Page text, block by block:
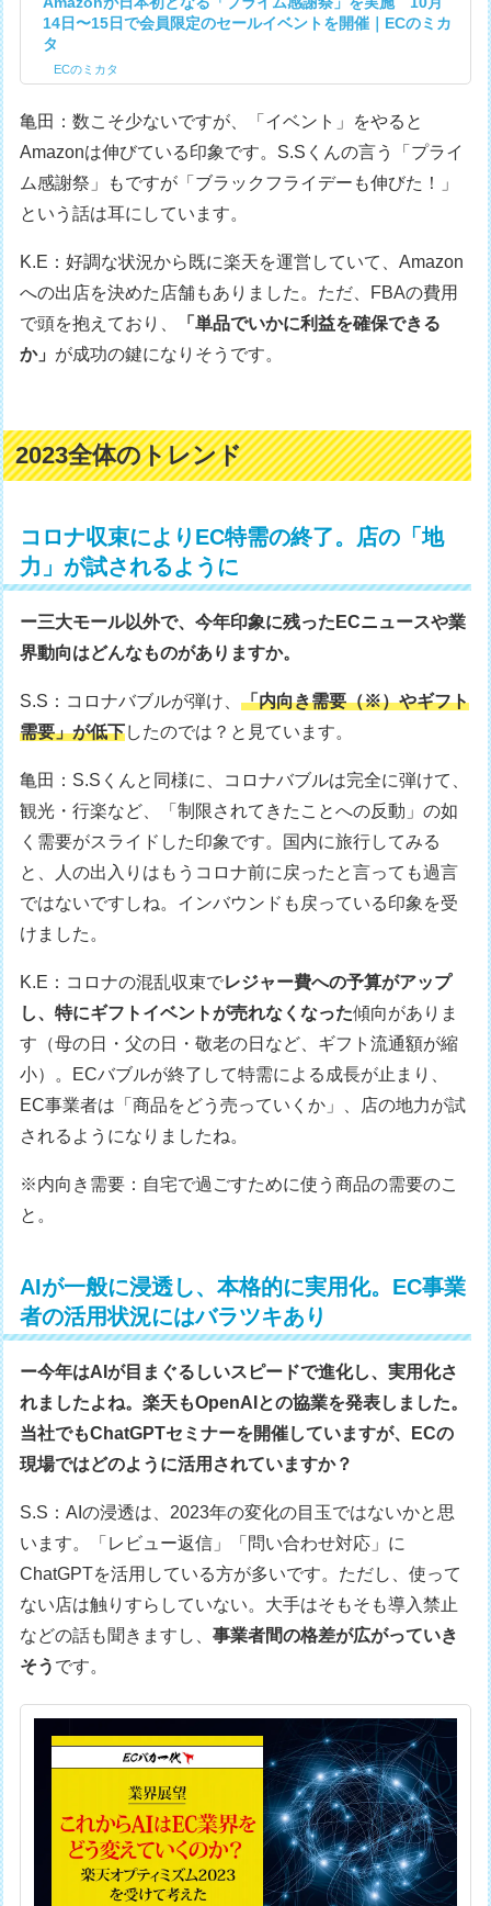
14日〜15日で会員限定のセールイベントを開催｜ECのミカ
タ
ECのミカタ
亀田：数こそ少ないですが、「イベント」をやると
Amazonは伸びている印象です。S.Sくんの言う「プライ
ム感謝祭」もですが「ブラックフライデーも伸びた！」
という話は耳にしています。
K.E：好調な状況から既に楽天を運営していて、Amazon
への出店を決めた店舗もありました。ただ、FBAの費用
で頭を抱えており、
「単品でいかに利益を確保できる
か」 が成功の鍵になりそうです。
2023全体のトレンド
コロナ収束によりEC特需の終了。店の「地
力」が試されるように
ー三大モール以外で、今年印象に残ったECニュースや業
界動向はどんなものがありますか。
S.S：コロナバブルが弾け、「内向き需要（※）やギフト
需要」が低下したのでは？と見ています。
亀田：S.Sくんと同様に、コロナバブルは完全に弾けて、
観光・行楽など、「制限されてきたことへの反動」の如
く需要がスライドした印象です。国内に旅行してみる
と、人の出入りはもうコロナ前に戻ったと言っても過言
ではないですしね。インバウンドも戻っている印象を受
けました。
K.E：コロナの混乱収束でレジャー費への予算がアップ
し、特にギフトイベントが売れなくなった傾向がありま
す（母の日・父の日・敬老の日など、ギフト流通額が縮
小）。ECバブルが終了して特需による成長が止まり、
EC事業者は「商品をどう売っていくか」、店の地力が試
されるようになりましたね。
※内向き需要：自宅で過ごすために使う商品の需要のこ
と。
AIが一般に浸透し、本格的に実用化。EC事業
者の活用状況にはバラツキあり
ー今年はAIが目まぐるしいスピードで進化し、実用化さ
れましたよね。楽天もOpenAIとの協業を発表しました。
当社でもChatGPTセミナーを開催していますが、ECの
現場ではどのように活用されていますか？
S.S：AIの浸透は、2023年の変化の目玉ではないかと思
います。「レビュー返信」「問い合わせ対応」に
ChatGPTを活用している方が多いです。ただし、使って
ない店は触りすらしていない。大手はそもそも導入禁止
などの話も聞きますし、事業者間の格差が広がっていき
そう です。